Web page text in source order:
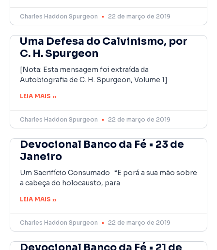
Charles Haddon Spurgeon 22 de março de 2019
Uma Defesa do Calvinismo, por
C. H. Spurgeon
[Nota: Esta mensagem foi extraída da
Autobiografia de C. H. Spurgeon, Volume 1]
LEIA MAIS »
Charles Haddon Spurgeon 22 de março de 2019
Devocional Banco da Fé • 23 de
Janeiro
Um Sacrifício Consumado “E porá a sua mão sobre
a cabeça do holocausto, para
LEIA MAIS »
Charles Haddon Spurgeon 22 de março de 2019
Devocional Banco da Fé • 21 de